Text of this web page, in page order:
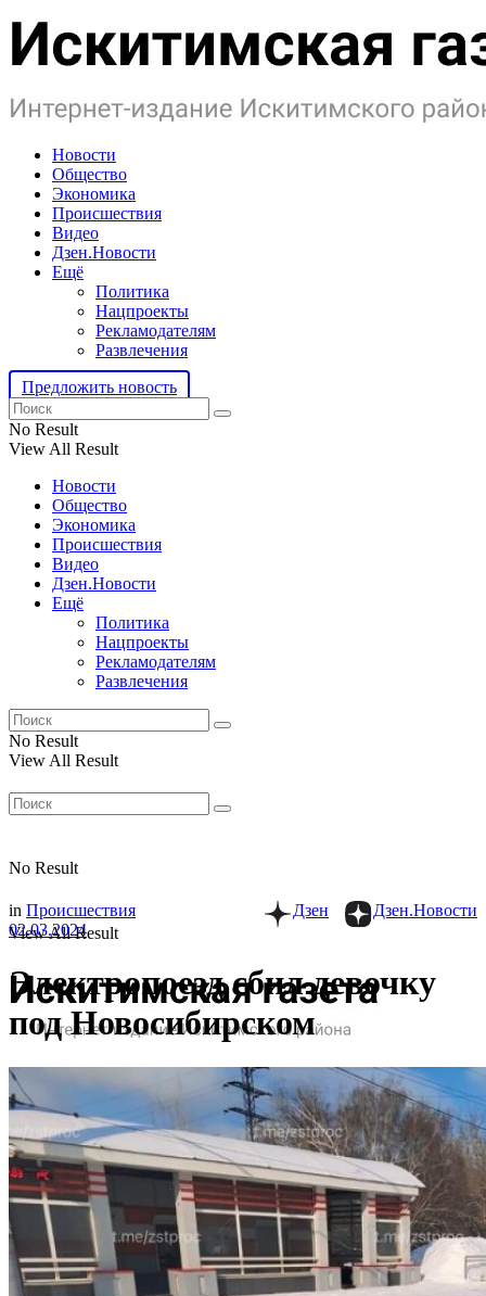
Новости
Общество
Экономика
Происшествия
Видео
Дзен.Новости
Ещё
Политика
Нацпроекты
Рекламодателям
Развлечения
Предложить новость
No Result
View All Result
Новости
Общество
Экономика
Происшествия
Видео
Дзен.Новости
Ещё
Политика
Нацпроекты
Рекламодателям
Развлечения
No Result
View All Result
No Result
View All Result
Дзен.Новости
Дзен
in Происшествия
02.03.2024
Электропоезд сбил девочку
под Новосибирском